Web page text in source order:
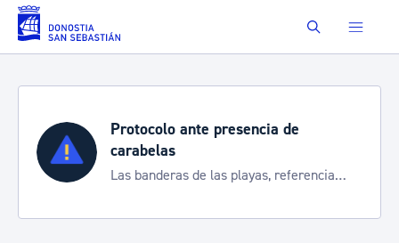
Saltar al contenido principal Buscar
Protocolo ante presencia de
carabelas
Las banderas de las playas, referencia